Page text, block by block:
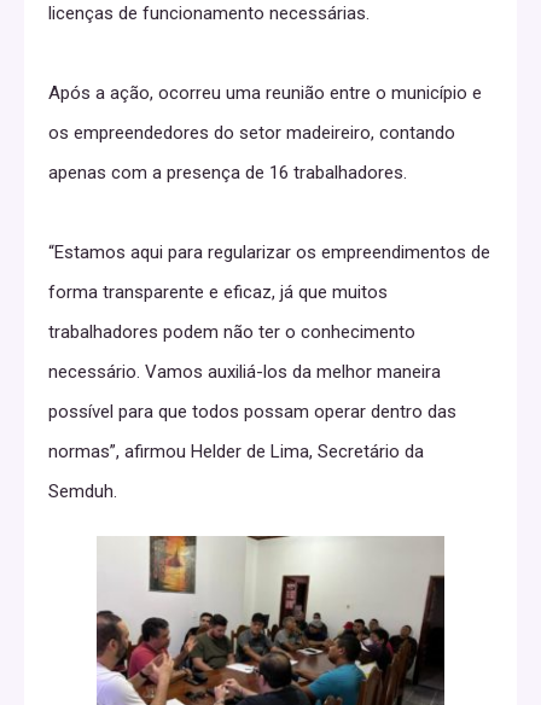
licenças de funcionamento necessárias.
Após a ação, ocorreu uma reunião entre o município e
os empreendedores do setor madeireiro, contando
apenas com a presença de 16 trabalhadores.
“Estamos aqui para regularizar os empreendimentos de
forma transparente e eficaz, já que muitos
trabalhadores podem não ter o conhecimento
necessário. Vamos auxiliá-los da melhor maneira
possível para que todos possam operar dentro das
normas”, afirmou Helder de Lima, Secretário da
Semduh.